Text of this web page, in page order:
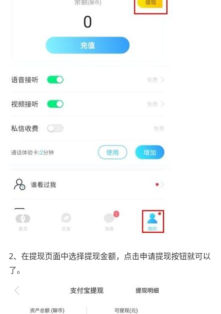
2、在提现页面中选择提现金额，点击申请提现按钮就可以
了。